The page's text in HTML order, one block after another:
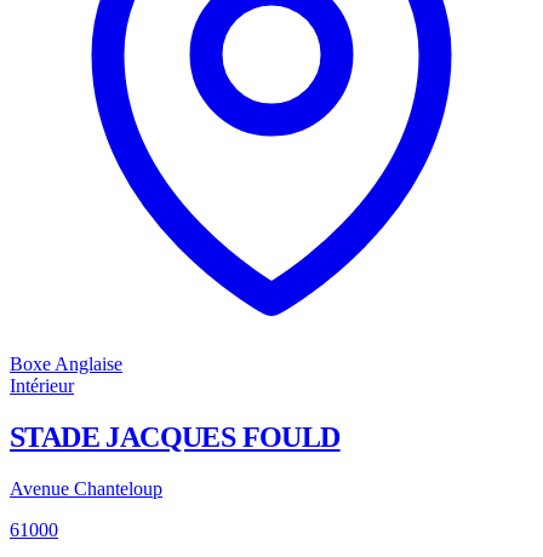
Boxe Anglaise
Intérieur
STADE JACQUES FOULD
Avenue Chanteloup
61000